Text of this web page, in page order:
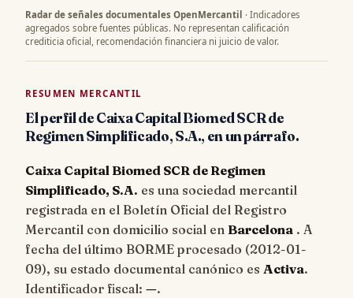
Radar de señales documentales OpenMercantil · Indicadores
agregados sobre fuentes públicas. No representan calificación
crediticia oficial, recomendación financiera ni juicio de valor.
RESUMEN MERCANTIL
El perfil de Caixa Capital Biomed SCR de
Regimen Simplificado, S.A., en un párrafo.
Caixa Capital Biomed SCR de Regimen
Simplificado, S.A. es una sociedad mercantil
registrada en el Boletín Oficial del Registro
Mercantil con domicilio social en Barcelona . A
fecha del último BORME procesado (2012-01-
09), su estado documental canónico es Activa.
Identificador fiscal: —.